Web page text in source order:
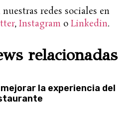
redes sociales en
, Instagramo Linkedin.
relacionadas
la experiencia del